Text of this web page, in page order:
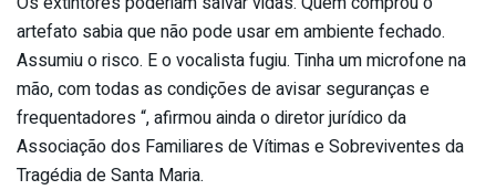
artefato sabia que não pode usar em ambiente fechado.
Assumiu o risco. E o vocalista fugiu. Tinha um microfone na
mão, com todas as condições de avisar seguranças e
frequentadores “, afirmou ainda o diretor jurídico da
Associação dos Familiares de Vítimas e Sobreviventes da
Tragédia de Santa Maria.